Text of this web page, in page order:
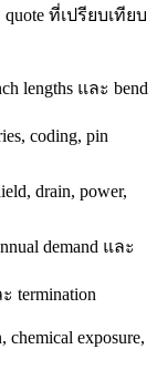
ที่เปรียบเทียบ
lengths และ bend
coding, pin
drain, power,
demand และ
termination
chemical exposure,